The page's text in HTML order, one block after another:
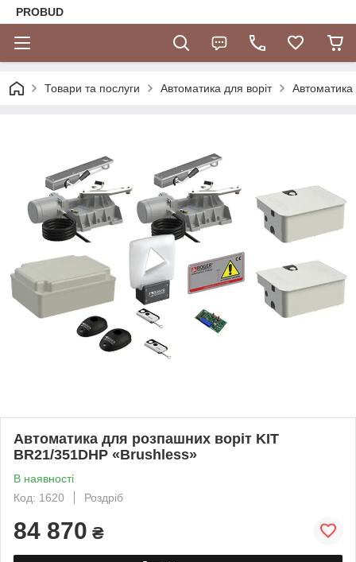
PROBUD
Товари та послуги Автоматика для воріт
Автоматика для розпашних воріт KIT
BR21/351DHP «Brushless»
В наявності
Код: 1620
Роздріб
84 870 ₴